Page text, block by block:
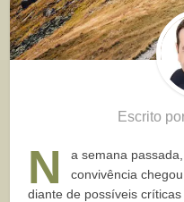
Escrito
N
a semana
convivência
diante de possíveis